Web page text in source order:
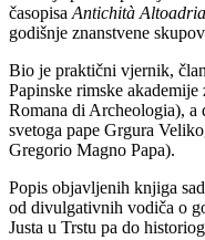
časopisa Antichità
godišnje znanstvene
Bio je praktični vjernik,
Papinske rimske
Romana di Archeologia),
svetoga pape Grgura
Gregorio Magno Papa).
Popis objavljenih knjiga
od divulgativnih vodiča o
Justa u Trstu pa do